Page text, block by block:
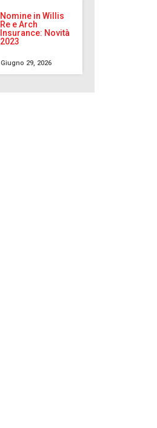
Nomine in Willis
Re e Arch
Insurance: Novità
2023
Giugno 29, 2026